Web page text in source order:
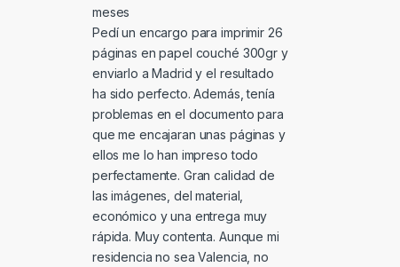
meses
Pedí un encargo para imprimir 26
páginas en papel couché 300gr y
enviarlo a Madrid y el resultado
ha sido perfecto. Además, tenía
problemas en el documento para
que me encajaran unas páginas y
ellos me lo han impreso todo
perfectamente. Gran calidad de
las imágenes, del material,
económico y una entrega muy
rápida. Muy contenta. Aunque mi
residencia no sea Valencia, no